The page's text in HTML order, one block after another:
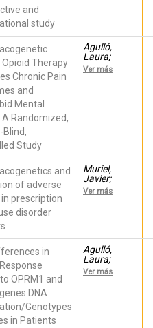
and
study
Muriel,
Javier;
Sellers,
Rafael;
Ferrández,
Opioid Therapy
Chronic Pain
and
Mental
A Randomized,
Blind,
Study
Agulló,
Laura;
Aguado,
Isidro;
Sánchez,
Astrid;
Fernández,
Alicia;
Ver más
and
of adverse
prescription
disorder
Muriel,
Javier;
Margarit,
César;
Pura; Flor,
Andrea;
Morales,
Domingo;
Horga,
Ver más
in
to OPRM1 and
DNA
Genotypes
in Patients
Agulló,
Laura;
Muriel,
Javier;
Ver más